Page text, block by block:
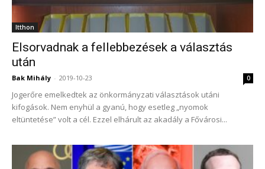
Itthon
Elsorvadnak a fellebbezések a választás
után
Bak Mihály - 2019-10-23 0
Jogerőre emelkedtek az önkormányzati választások utáni
kifogások. Nem enyhül a gyanú, hogy esetleg „nyomok
eltüntetése” volt a cél. Ezzel elhárult az akadály a Fővárosi...